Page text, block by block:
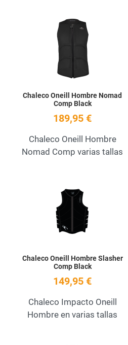
Add to Wishlist
Chaleco Oneill Hombre Nomad
Comp Black
189,95 €
Chaleco Oneill Hombre
Nomad Comp varias tallas
Chaleco Oneill Hombre Slasher
Comp Black
149,95 €
Chaleco Impacto Oneill
Hombre en varias tallas